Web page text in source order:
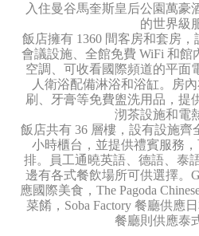
入住曼谷馬奎斯皇后公園萬豪
的世界級
飯店擁有 1360 間客房和套房
會議設施、全館免費 WiFi 和館
空調、可收看國際頻道的平面
人衛浴配備淋浴和浴缸。房
刷、牙膏等免費盥洗用品，提
沏茶設施和電
飯店共有 36 層樓，設有設施齊
小時櫃台，並提供禮賓服務
排。員工通曉英語、德語、泰
邊有各式餐飲場所可供選擇。
應國際美食，The Pagoda
菜餚，Soba Factory 餐廳供應
餐廳則供應泰